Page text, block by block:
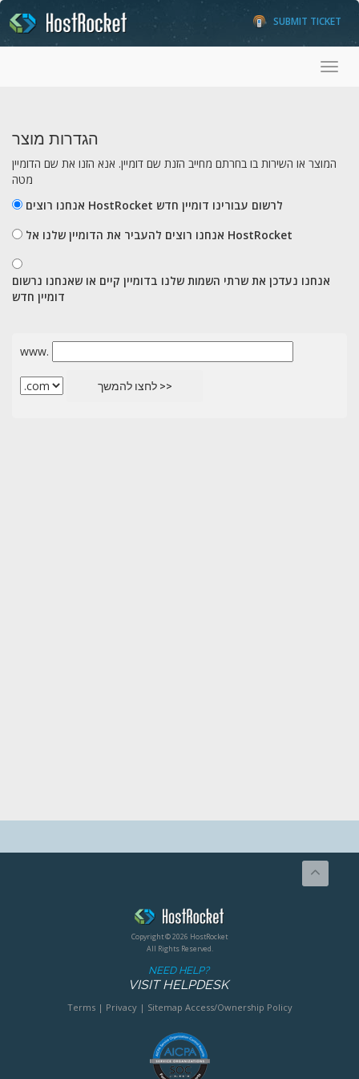
SUBMIT TICKET
הגדרות מוצר
המוצר או השירות בו בחרתם מחייב הזנת שם דומיין. אנא הזנו את שם הדומיין
מטה
אנחנו רוצים HostRocket לרשום עבורינו דומיין חדש
אנחנו רוצים להעביר את הדומיין שלנו אל HostRocket
אנחנו נעדכן את שרתי השמות שלנו בדומיין קיים או שאנחנו נרשום
דומיין חדש
www.
Copyright © 2026 HostRocket
All Rights Reserved.
NEED HELP?
VISIT HELPDESK
Terms| Privacy| Sitemap Access/Ownership Policy